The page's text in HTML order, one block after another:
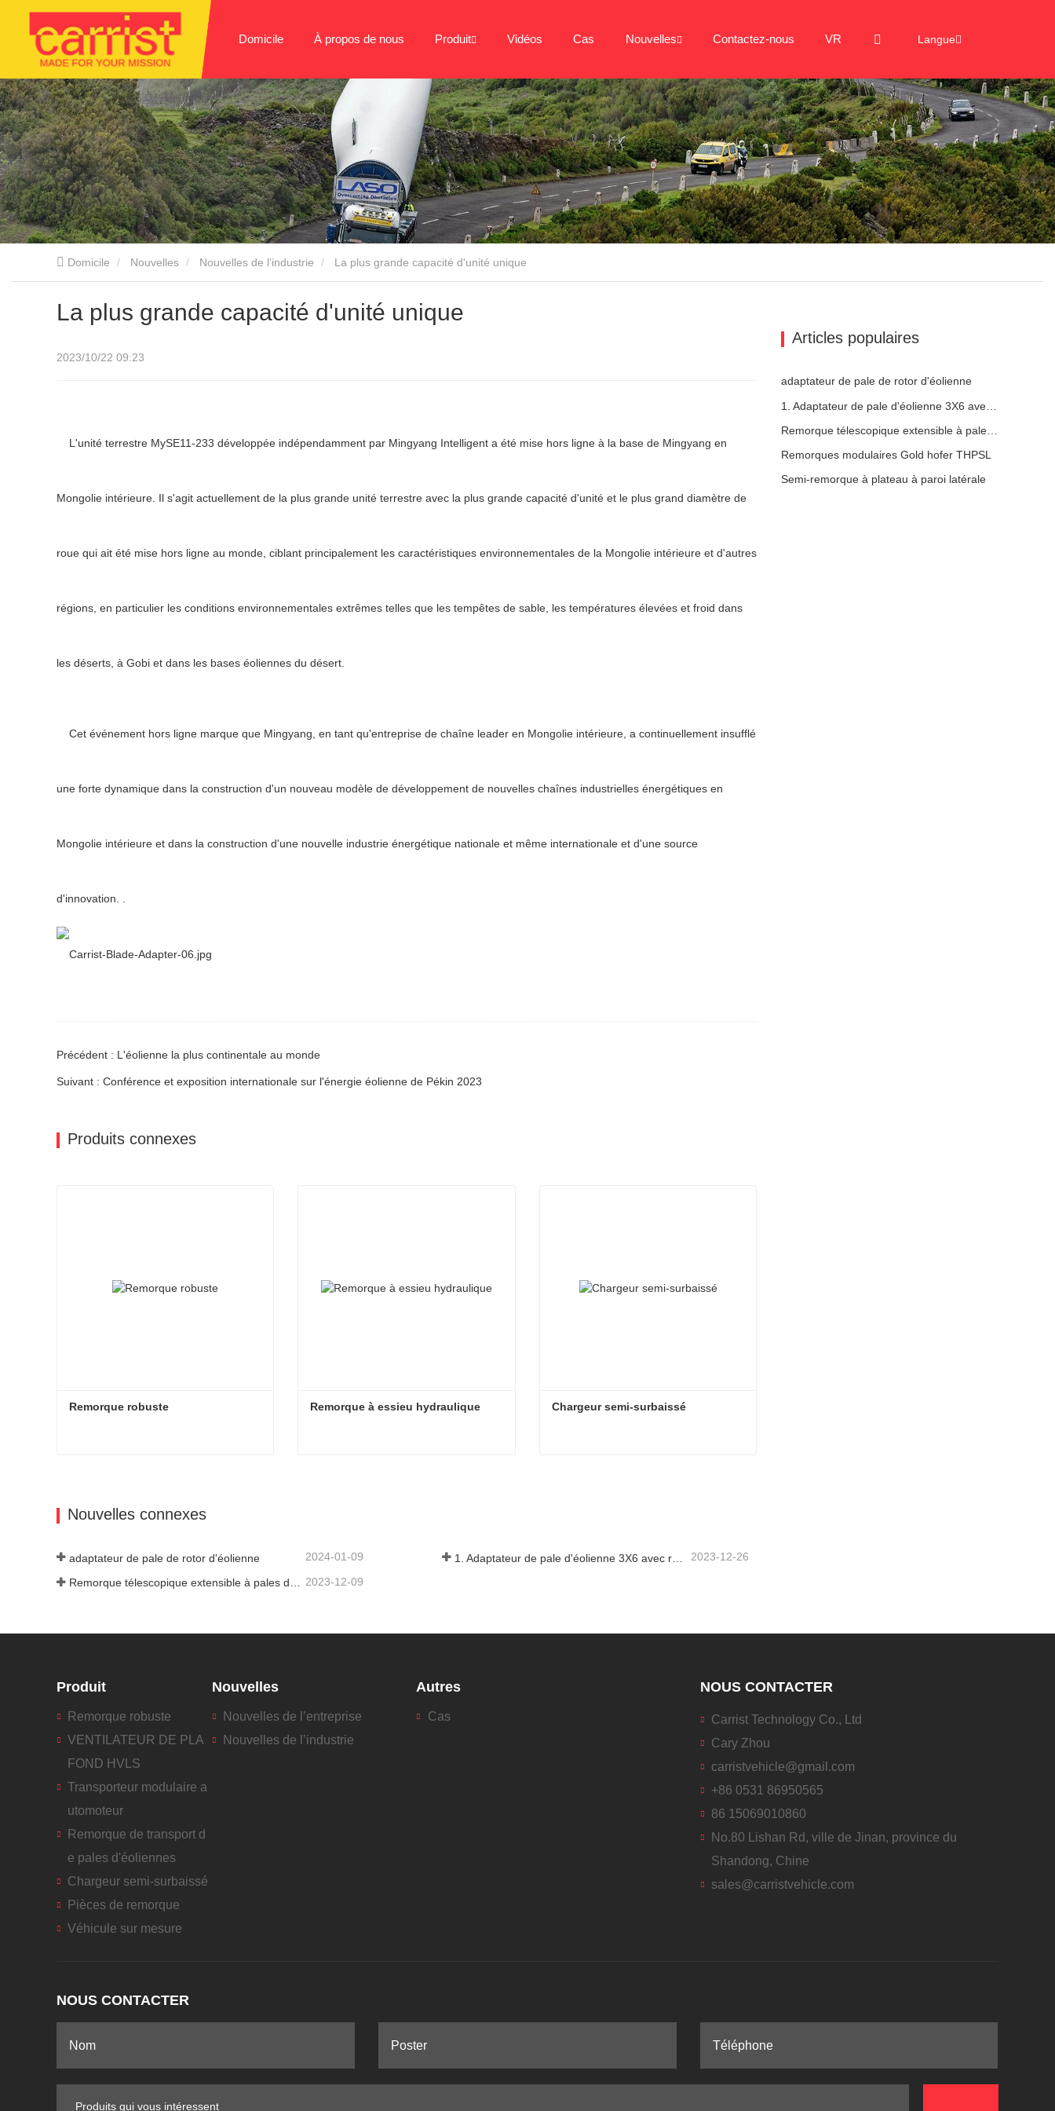
Domicile À propos de nous Produit Vidéos Cas Nouvelles Contactez-nous VR Langue
Domicile Nouvelles Nouvelles de l’industrie La plus grande capacité d'unité unique
La plus grande capacité d'unité unique
2023/10/22 09:23
L'unité terrestre MySE11-233 développée indépendamment par Mingyang Intelligent a été mise hors ligne à la base de Mingyang en
Mongolie intérieure. Il s'agit actuellement de la plus grande unité terrestre avec la plus grande capacité d'unité et le plus grand diamètre de
roue qui ait été mise hors ligne au monde, ciblant principalement les caractéristiques environnementales de la Mongolie intérieure et d'autres
régions, en particulier les conditions environnementales extrêmes telles que les tempêtes de sable, les températures élevées et froid dans
les déserts, à Gobi et dans les bases éoliennes du désert.
Cet événement hors ligne marque que Mingyang, en tant qu'entreprise de chaîne leader en Mongolie intérieure, a continuellement insufflé
une forte dynamique dans la construction d'un nouveau modèle de développement de nouvelles chaînes industrielles énergétiques en
Mongolie intérieure et dans la construction d'une nouvelle industrie énergétique nationale et même internationale et d'une source
d'innovation. .
Précédent : L'éolienne la plus continentale au monde
Suivant : Conférence et exposition internationale sur l'énergie éolienne de Pékin 2023
Produits connexes
Remorque robuste Remorque à essieu hydraulique Chargeur semi-surbaissé
Nouvelles connexes
adaptateur de pale de rotor d'éolienne 2024-01-09 1. Adaptateur de pale d'éolienne 3X6 avec remorque modulaire 2023-12-26
2023-12-09
Articles populaires
adaptateur de pale de rotor d'éolienne
1. Adaptateur de pale d'éolienne 3X6 avec remorque modulaire
Remorque télescopique extensible à pales de turbine à vent
Remorques modulaires Gold hofer THPSL
Semi-remorque à plateau à paroi latérale
Produit
Remorque robuste
VENTILATEUR DE PLA
FOND HVLS
Transporteur modulaire a
utomoteur
Remorque de transport d
e pales d'éoliennes
Chargeur semi-surbaissé
Pièces de remorque
Véhicule sur mesure
Nouvelles
Nouvelles de l’entreprise
Nouvelles de l’industrie
Autres
Cas
NOUS CONTACTER
Carrist Technology Co., Ltd
Cary Zhou
carristvehicle@gmail.com
+86 0531 86950565
86 15069010860
No.80 Lishan Rd, ville de Jinan, province du
Shandong, Chine
sales@carristvehicle.com
NOUS CONTACTER